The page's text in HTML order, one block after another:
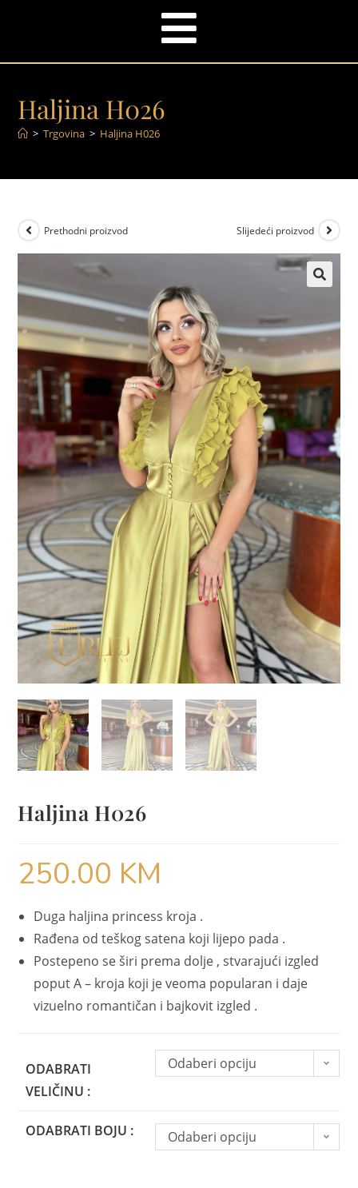
Haljina H026
> Trgovina > Haljina H026
Prethodni proizvod Slijedeći proizvod
Haljina H026
250.00 KM
Duga haljina princess kroja .
Rađena od teškog satena koji lijepo pada .
Postepeno se širi prema dolje , stvarajući izgled
poput A – kroja koji je veoma popularan i daje
vizuelno romantičan i bajkovit izgled .
ODABRATI
VELIČINU :
Odaberi opciju
ODABRATI BOJU : Odaberi opciju